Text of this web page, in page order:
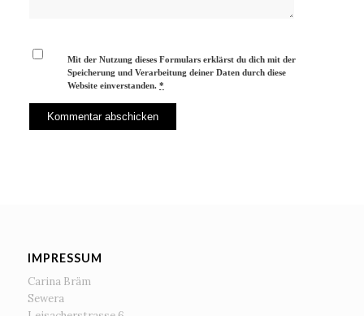
Mit der Nutzung dieses Formulars erklärst du dich mit der
Speicherung und Verarbeitung deiner Daten durch diese
Website einverstanden.*
IMPRESSUM
Carina Bräm
Sewera